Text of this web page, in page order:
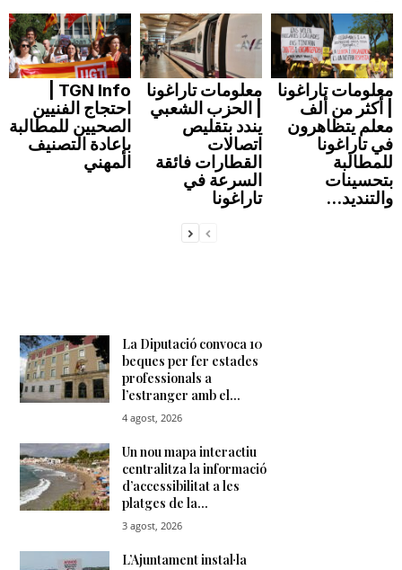
احتجاج الفنيين
الصحيين للمطالبة
بإعادة التصنيف
المهني
معلومات تاراغونا
| الحزب الشعبي
يندد بتقليص
اتصالات
القطارات فائقة
السرعة في
تاراغونا
معلومات تاراغونا
| أكثر من ألف
معلم يتظاهرون
في تاراغونا
للمطالبة
بتحسينات
والتنديد...